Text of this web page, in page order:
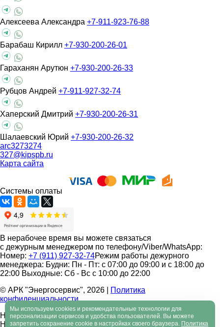
Алексеева Александра +7-911-923-76-88
Барабаш Кирилл +7-930-200-26-01
Гараханян Арутюн +7-930-200-26-33
Рубцов Андрей +7-911-927-32-74
Хаперский Дмитрий +7-930-200-26-31
Шалаевский Юрий +7-930-200-26-32
arc3273274
327@kipspb.ru
Карта сайта
Системы оплаты
В нерабочее время вы можете связаться
с дежурным менеджером по телефону/Viber/WhatsApp:
Номер: +7 (911) 927-32-74Режим работы дежурного
менеджера: Будни: Пн - Пт: с 07:00 до 09:00 и с 18:00 до
22:00 Выходные: Сб - Вс с 10:00 до 22:00
© АРК "Энергосервис", 2026
Политика
конфиденциальности
Нашли ошибку на сайте?
Нашли ошибку?
Мы используем cookies и рекомендательные технологии для
персонализации сервисов и удобства пользователей. Вы можете
запретить сохранение cookie в настройках своего браузера. Политика